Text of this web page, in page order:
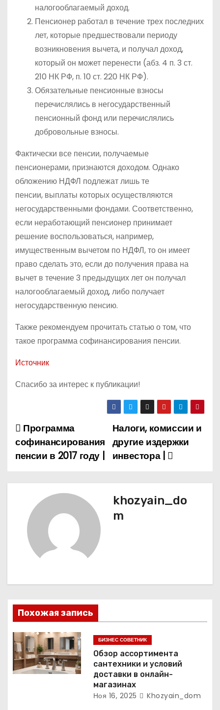
налогооблагаемый доход.
Пенсионер работал в течение трех последних
лет, которые предшествовали периоду
возникновения вычета, и получал доход,
который он может перенести (абз. 4 п. 3 ст.
210 НК РФ, п. 10 ст. 220 НК РФ).
Обязательные пенсионные взносы
перечислялись в негосударственный
пенсионный фонд или перечислялись
добровольные взносы.
Фактически все пенсии, получаемые
пенсионерами, признаются доходом. Однако
обложению НДФЛ подлежат лишь те
пенсии, выплаты которых осуществляются
негосударственными фондами. Соответственно,
если неработающий пенсионер принимает
решение воспользоваться, например,
имущественным вычетом по НДФЛ, то он имеет
право сделать это, если до получения права на
вычет в течение 3 предыдущих лет он получал
налогооблагаемый доход, либо получает
негосударственную пенсию.
Также рекомендуем прочитать статью о том, что
такое программа софинансирования пенсии.
Источник
Спасибо за интерес к публикации!
Н
а
п
о
з
а
Налоги, комиссии и
другие издержки
инвестора |
Программа
софинансирования
пенсии в 2017 году |
khozyain_do
m
Похожая запись
БИЗНЕС СОВЕТНИК
Обзор ассортимента
сантехники и условий
доставки в онлайн-
магазинах
Ноя 16, 2025 Khozyain_dom